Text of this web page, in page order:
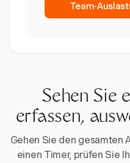
Team-
Sehen Sie
erfassen,
Gehen Sie den gesamten
einen Timer, prüfen Sie